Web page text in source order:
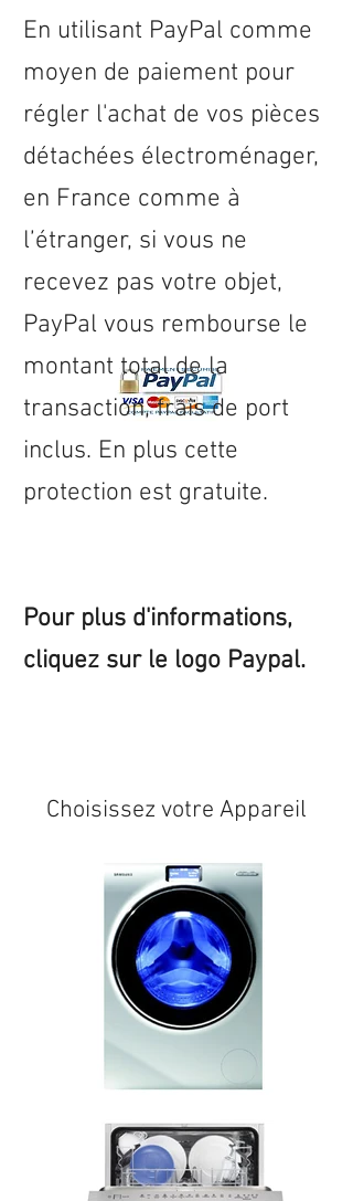
En utilisant PayPal comme
moyen de paiement pour
régler l'achat de vos pièces
détachées électroménager,
en France comme à
l’étranger, si vous ne
recevez pas votre objet,
PayPal vous rembourse le
montant total de la
transaction, frais de port
inclus. En plus cette
protection est gratuite.
Pour plus d'informations,
cliquez sur le logo Paypal.
Choisissez votre Appareil